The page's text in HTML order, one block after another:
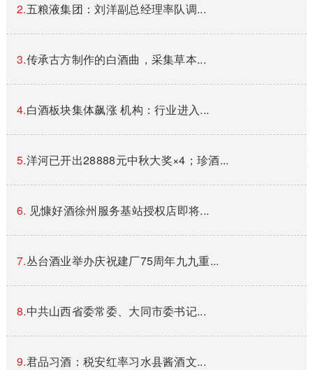
2.五粮液集团：刘洋副总经理率队调...
3.传承古方制作的白酒曲，采集草本...
4.白酒板块集体飙涨 机构：行业进入...
5.洋河已开出28888元中秋大奖×4；珍酒...
6. 见慷好酒徐州服务基站授权店即将...
7.丛台酒业举办庆祝建厂75周年九九重...
8.中共山西省委常委、大同市委书记...
9.君品习酒：税安红率习水县酱酒文...